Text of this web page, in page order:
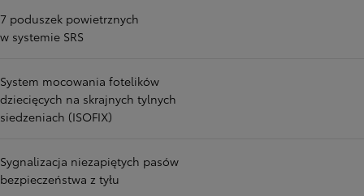
7 poduszek powietrznych
w systemie SRS
System mocowania fotelików
dziecięcych na skrajnych tylnych
siedzeniach (ISOFIX)
Sygnalizacja niezapiętych pasów
bezpieczeństwa z tyłu